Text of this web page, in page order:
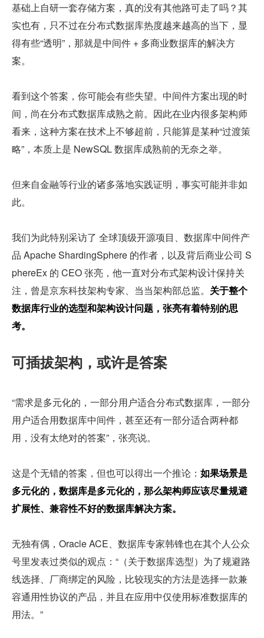
基础上自研一套存储方案，真的没有其他路可走了吗？其
实也有，只不过在分布式数据库热度越来越高的当下，显
得有些“透明”，那就是中间件 + 多商业数据库的解决方
案。
看到这个答案，你可能会有些失望。中间件方案出现的时
间，尚在分布式数据库成熟之前。因此在业内很多架构师
看来，这种方案在技术上不够超前，只能算是某种“过渡策
略”，本质上是 NewSQL 数据库成熟前的无奈之举。
但来自金融等行业的诸多落地实践证明，事实可能并非如
此。
我们为此特别采访了 全球顶级开源项目、数据库中间件产
品 Apache ShardingSphere 的作者，以及背后商业公司 S
phereEx 的 CEO 张亮，他一直对分布式架构设计保持关
注，曾是京东科技架构专家、当当架构部总监。 关于整个
数据库行业的选型和架构设计问题，张亮有着特别的思
考。
可插拔架构，或许是答案
“需求是多元化的，一部分用户适合分布式数据库，一部分
用户适合用数据库中间件，甚至还有一部分适合两种都
用，没有太绝对的答案”，张亮说。
这是个无错的答案，但也可以得出一个推论： 如果场景是
多元化的，数据库是多元化的，那么架构师应该尽量规避
扩展性、兼容性不好的数据库解决方案。
无独有偶，Oracle ACE、数据库专家韩锋也在其个人公众
号里发表过类似的观点：“（关于数据库选型）为了规避路
线选择、厂商绑定的风险，比较现实的方法是选择一款兼
容通用性协议的产品，并且在应用中仅使用标准数据库的
用法。”